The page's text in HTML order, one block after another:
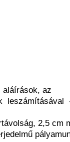
aláírások, az
2,5 cm